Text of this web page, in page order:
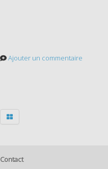
Ajouter un commentaire
Contact